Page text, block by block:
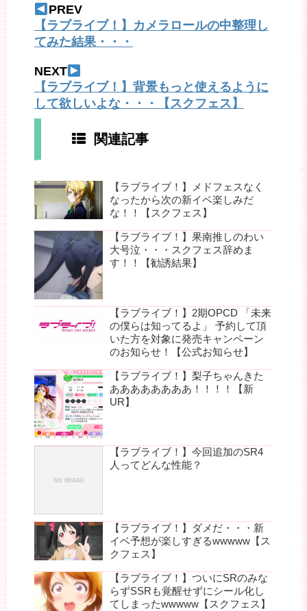
PREV
【ラブライブ！】カメラロールの中整理し
てみた結果・・・
NEXT
【ラブライブ！】背景もっと使えるように
して欲しいよな・・・【スクフェス】
関連記事
【ラブライブ！】メドフェスなく
なったから次の新イベ楽しみだ
な！！【スクフェス】
【ラブライブ！】果南推しのわい
大号泣・・・スクフェス辞めま
す！！【勧誘結果】
【ラブライブ！】2期OPCD 「未来
の僕らは知ってるよ」 予約して頂
いた方を対象に発売キャンペーン
のお知らせ！【公式お知らせ】
【ラブライブ！】梨子ちゃんきた
ああああああああ！！！！【新
UR】
【ラブライブ！】今回追加のSR4
人ってどんな性能？
【ラブライブ！】ダメだ・・・新
イベ予想が楽しすぎるwwwww【ス
クフェス】
【ラブライブ！】ついにSRのみな
らずSSRも覚醒せずにシール化し
てしまったwwwww【スクフェス】